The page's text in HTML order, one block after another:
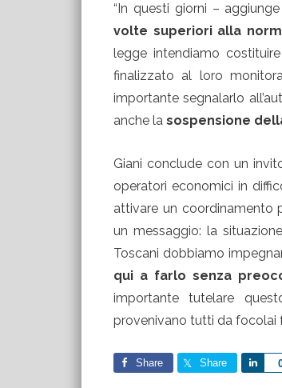
“In questi giorni –
volte superiori alla
legge intendiamo
finalizzato al loro
importante segnalarlo
anche la sospensione
Giani conclude con un
operatori economici in
attivare un coordinamento
un messaggio: la
Toscani dobbiamo
qui a farlo senza
importante tutelare
provenivano tutti da focolai
Share Share